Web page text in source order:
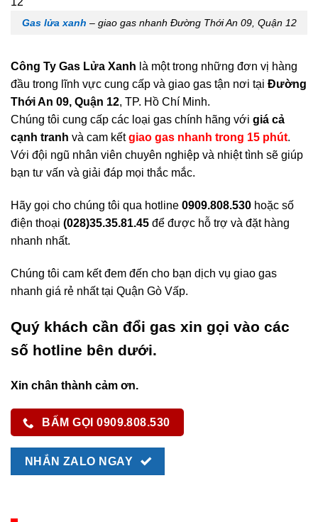
Gas lửa xanh – giao gas nhanh Đường Thới An 09, Quận 12
Công Ty Gas Lửa Xanh là một trong những đơn vị hàng
đầu trong lĩnh vực cung cấp và giao gas tận nơi tại Đường
Thới An 09, Quận 12, TP. Hồ Chí Minh.
Chúng tôi cung cấp các loại gas chính hãng với giá cả
cạnh tranh và cam kếtgiao gas nhanh trong 15 phút.
Với đội ngũ nhân viên chuyên nghiệp và nhiệt tình sẽ giúp
bạn tư vấn và giải đáp mọi thắc mắc.
Hãy gọi cho chúng tôi qua hotline 0909.808.530 hoặc số
điện thoại (028)35.35.81.45 để được hỗ trợ và đặt hàng
nhanh nhất.
Chúng tôi cam kết đem đến cho bạn dịch vụ giao gas
nhanh giá rẻ nhất tại Quận Gò Vấp.
Quý khách cần đổi gas xin gọi vào các
số hotline bên dưới.
Xin chân thành cảm ơn.
BẤM GỌI 0909.808.530
NHẮN ZALO NGAY